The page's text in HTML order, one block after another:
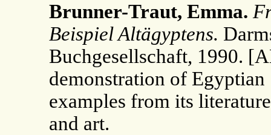
Brunner-Traut, Emma.
Beispiel Altägyptens.
Buchgesellschaft, 1990.
demonstration of
examples from its
and art.